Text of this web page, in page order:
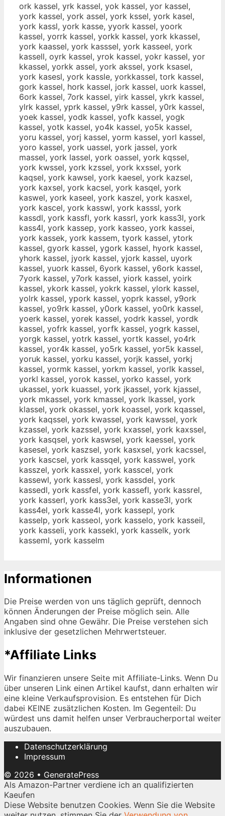
ork kassel, yrk kassel, yok kassel, yor kassel,
york kassel, york assel, york kssel, york kasel,
york kassl, york kasse, yyork kassel, yoork
kassel, yorrk kassel, yorkk kassel, york kkassel,
york kaassel, york kasssel, york kasseel, york
kassell, oyrk kassel, yrok kassel, yokr kassel, yor
kkassel, yorkk assel, york akssel, york ksasel,
york kasesl, york kassle, yorkkassel, tork kassel,
gork kassel, hork kassel, jork kassel, uork kassel,
6ork kassel, 7ork kassel, yirk kassel, ykrk kassel,
ylrk kassel, yprk kassel, y9rk kassel, y0rk kassel,
yoek kassel, yodk kassel, yofk kassel, yogk
kassel, yotk kassel, yo4k kassel, yo5k kassel,
yoru kassel, yorj kassel, yorm kassel, yorl kassel,
yoro kassel, york uassel, york jassel, york
massel, york lassel, york oassel, york kqssel,
york kwssel, york kzssel, york kxssel, york
kaqsel, york kawsel, york kaesel, york kazsel,
york kaxsel, york kacsel, york kasqel, york
kaswel, york kaseel, york kaszel, york kasxel,
york kascel, york kasswl, york kasssl, york
kassdl, york kassfl, york kassrl, york kass3l, york
kass4l, york kassep, york kasseo, york kassei,
york kassek, york kassem, tyork kassel, ytork
kassel, gyork kassel, ygork kassel, hyork kassel,
yhork kassel, jyork kassel, yjork kassel, uyork
kassel, yuork kassel, 6york kassel, y6ork kassel,
7york kassel, y7ork kassel, yiork kassel, yoirk
kassel, ykork kassel, yokrk kassel, ylork kassel,
yolrk kassel, ypork kassel, yoprk kassel, y9ork
kassel, yo9rk kassel, y0ork kassel, yo0rk kassel,
yoerk kassel, yorek kassel, yodrk kassel, yordk
kassel, yofrk kassel, yorfk kassel, yogrk kassel,
yorgk kassel, yotrk kassel, yortk kassel, yo4rk
kassel, yor4k kassel, yo5rk kassel, yor5k kassel,
yoruk kassel, yorku kassel, yorjk kassel, yorkj
kassel, yormk kassel, yorkm kassel, yorlk kassel,
yorkl kassel, yorok kassel, yorko kassel, york
ukassel, york kuassel, york jkassel, york kjassel,
york mkassel, york kmassel, york lkassel, york
klassel, york okassel, york koassel, york kqassel,
york kaqssel, york kwassel, york kawssel, york
kzassel, york kazssel, york kxassel, york kaxssel,
york kasqsel, york kaswsel, york kaessel, york
kasesel, york kaszsel, york kasxsel, york kacssel,
york kascsel, york kassqel, york kasswel, york
kasszel, york kassxel, york kasscel, york
kassewl, york kassesl, york kassdel, york
kassedl, york kassfel, york kassefl, york kassrel,
york kasserl, york kass3el, york kasse3l, york
kass4el, york kasse4l, york kassepl, york
kasselp, york kasseol, york kasselo, york kasseil,
york kasseli, york kassekl, york kasselk, york
kasseml, york kasselm
Informationen
Die Preise werden von uns täglich geprüft, dennoch
können Änderungen der Preise möglich sein. Alle
Angaben sind ohne Gewähr. Die Preise verstehen sich
inklusive der gesetzlichen Mehrwertsteuer.
*Affiliate Links
Wir finanzieren unsere Seite mit Affiliate-Links. Wenn Du
über unseren Link einen Artikel kaufst, dann erhalten wir
eine kleine Verkaufsprovision. Es entstehen für Dich
dabei KEINE zusätzlichen Kosten. Im Gegenteil: Du
würdest uns damit helfen unser Verbraucherportal weiter
auszubauen.
Datenschutzerklärung
Impressum
© 2026 • GeneratePress
Als Amazon-Partner verdiene ich an qualifizierten
Kaeufen
Diese Website benutzen Cookies. Wenn Sie die Website